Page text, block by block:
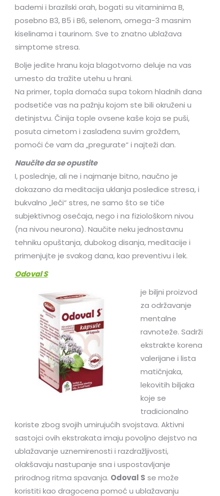
bademi i brazilski orah, bogati su vitaminima B,
posebno B3, B5 i B6, selenom, omega-3 masnim
kiselinama i taurinom. Sve to znatno ublažava
simptome stresa.
Bolje jedite hranu koja blagotvorno deluje na vas
umesto da tražite utehu u hrani.
Na primer, topla domaća supa tokom hladnih dana
podsetiće vas na pažnju kojom ste bili okruženi u
detinjstvu. Činija tople ovsene kaše koja se puši,
posuta cimetom i zaslađena suvim grožđem,
pomoći će vam da „pregurate“ i najteži dan.
Naučite da se opustite
I, poslednje, ali ne i najmanje bitno, naučno je
dokazano da meditacija uklanja posledice stresa, i
bukvalno „leči“ stres, ne samo što se tiče
subjektivnog osećaja, nego i na fiziološkom nivou
(na nivou neurona). Naučite neku jednostavnu
tehniku opuštanja, dubokog disanja, meditacije i
primenjujte je svakog dana, kao preventivu i lek.
Odoval S
je biljni proizvod
za održavanje
mentalne
ravnoteže. Sadrži
ekstrakte korena
valerijane i lista
matičnjaka,
lekovitih biljaka
koje se
tradicionalno
koriste zbog svojih umirujućih svojstava. Aktivni
sastojci ovih ekstrakata imaju povoljno dejstvo na
ublažavanje uznemirenosti i razdražljivosti,
olakšavaju nastupanje sna i uspostavljanje
prirodnog ritma spavanja. Odoval S se može
koristiti kao dragocena pomoć u ublažavanju